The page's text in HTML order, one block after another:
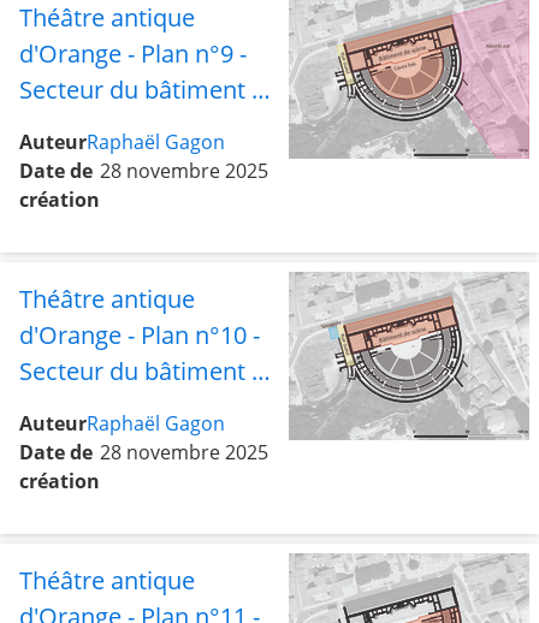
Théâtre antique
d'Orange - Plan n°9 -
Secteur du bâtiment de
scène avec le bas de la
cavea, les abords est et
la rue ouest
AuteurRaphaël Gagon
Date de
création
28 novembre 2025
Théâtre antique
d'Orange - Plan n°10 -
Secteur du bâtiment de
scène avec la rue ouest
et le tétrapyle
AuteurRaphaël Gagon
Date de
création
28 novembre 2025
Théâtre antique
d'Orange - Plan n°11 -